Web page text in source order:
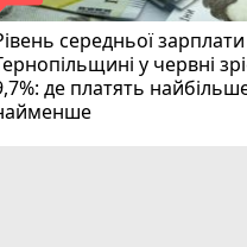
середньої
у червні
де платять